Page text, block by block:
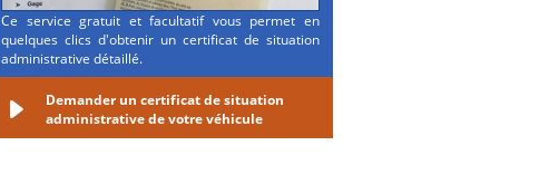
Ce service gratuit et facultatif vous permet en
quelques clics d'obtenir un certificat de situation
administrative détaillé.
Demander un certificat de situation
administrative de votre véhicule